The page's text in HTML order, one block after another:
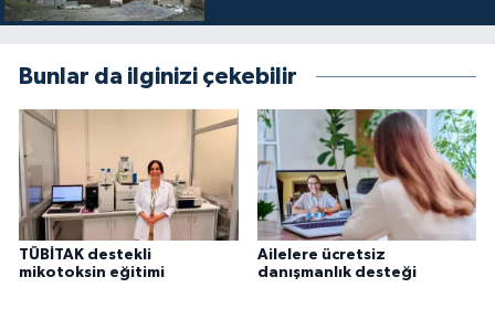
Bunlar da ilginizi çekebilir
TÜBİTAK destekli
mikotoksin eğitimi
Ailelere ücretsiz
danışmanlık desteği